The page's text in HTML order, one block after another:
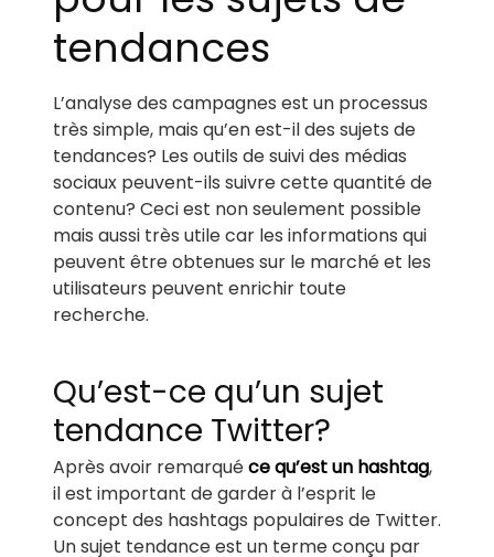
tendances
L’analyse des campagnes est un processus
très simple, mais qu’en est-il des sujets de
tendances? Les outils de suivi des médias
sociaux peuvent-ils suivre cette quantité de
contenu? Ceci est non seulement possible
mais aussi très utile car les informations qui
peuvent être obtenues sur le marché et les
utilisateurs peuvent enrichir toute
recherche.
Qu’est-ce qu’un sujet
tendance Twitter?
Après avoir remarquéce qu’est un hashtag,
il est important de garder à l’esprit le
concept des hashtags populaires de Twitter.
Un sujet tendance est un terme conçu par